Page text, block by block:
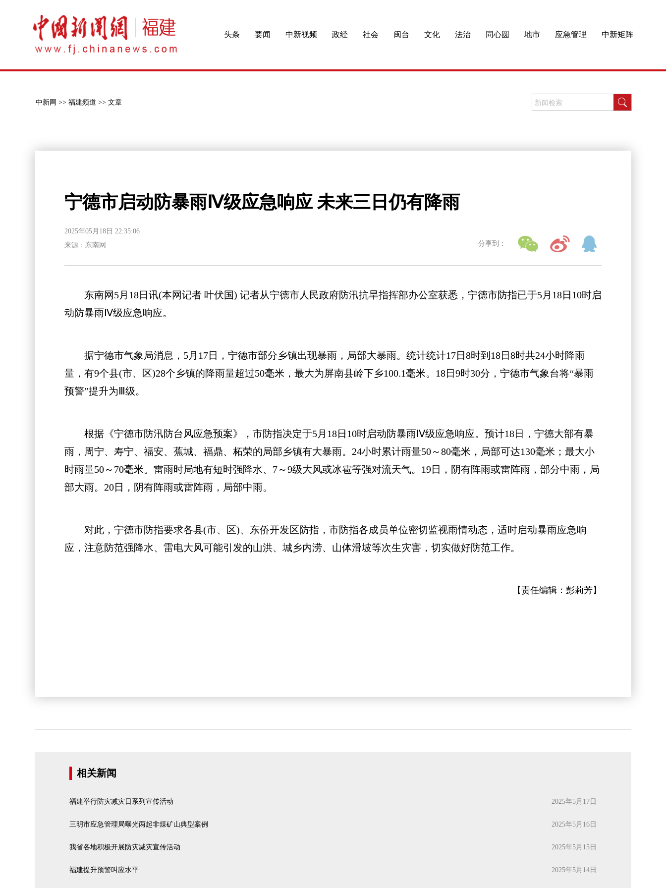
头条 要闻 中新视频 政经 社会 闽台 文化 法治 同心圆 地市 应急管理 中新矩阵
中新网 >> 福建频道 >> 文章
宁德市启动防暴雨Ⅳ级应急响应 未来三日仍有降雨
2025年05月18日 22:35:06
来源：东南网
分享到：
东南网5月18日讯(本网记者 叶伏国) 记者从宁德市人民政府防汛抗旱指挥部办公室获悉，宁德市防指已于5月18日10时启
动防暴雨Ⅳ级应急响应。
据宁德市气象局消息，5月17日，宁德市部分乡镇出现暴雨，局部大暴雨。统计统计17日8时到18日8时共24小时降雨
量，有9个县(市、区)28个乡镇的降雨量超过50毫米，最大为屏南县岭下乡100.1毫米。18日9时30分，宁德市气象台将“暴雨
预警”提升为Ⅲ级。
根据《宁德市防汛防台风应急预案》，市防指决定于5月18日10时启动防暴雨Ⅳ级应急响应。预计18日，宁德大部有暴
雨，周宁、寿宁、福安、蕉城、福鼎、柘荣的局部乡镇有大暴雨。24小时累计雨量50～80毫米，局部可达130毫米；最大小
时雨量50～70毫米。雷雨时局地有短时强降水、7～9级大风或冰雹等强对流天气。19日，阴有阵雨或雷阵雨，部分中雨，局
部大雨。20日，阴有阵雨或雷阵雨，局部中雨。
对此，宁德市防指要求各县(市、区)、东侨开发区防指，市防指各成员单位密切监视雨情动态，适时启动暴雨应急响
应，注意防范强降水、雷电大风可能引发的山洪、城乡内涝、山体滑坡等次生灾害，切实做好防范工作。
【责任编辑： 彭莉芳】
相关新闻
福建举行防灾减灾日系列宣传活动 2025年5月17日
三明市应急管理局曝光两起非煤矿山典型案例 2025年5月16日
我省各地积极开展防灾减灾宣传活动 2025年5月15日
福建提升预警叫应水平 2025年5月14日